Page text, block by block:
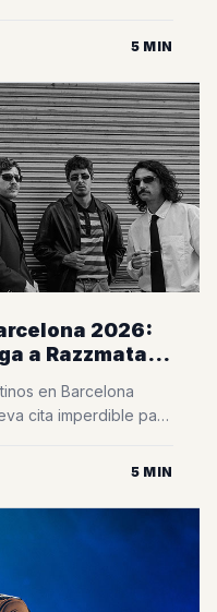
cada encuentro
que recibimos
organizadores de
5 MIN
2026:
a Razzmatazz
en Barcelona
cita imperdible para
indie
Vándalos
5 MIN